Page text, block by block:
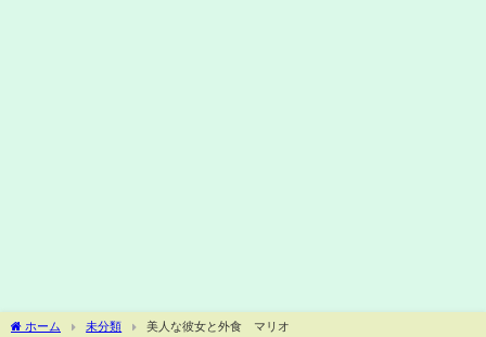
ホーム 未分類 美人な彼女と外食 マリオ